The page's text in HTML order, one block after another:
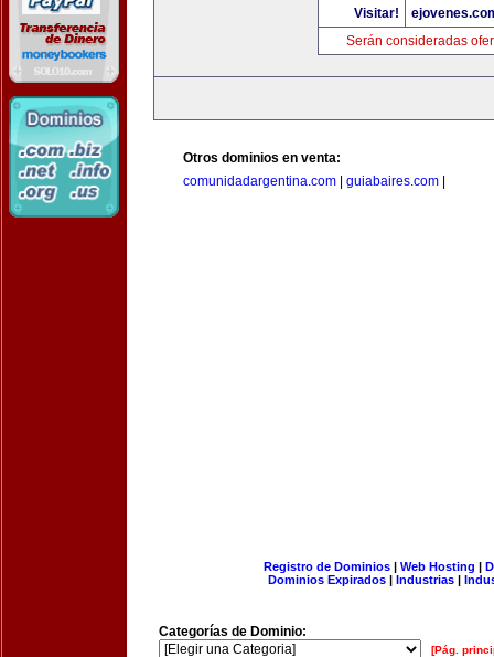
Visitar!
Serán consideradas
Otros dominios en venta:
comunidadargentina.com
guiabaires.com
Registro de Dominios| Web Hosting |
Dominios Expirados | Industrias |
Categorías de Dominio:
[Pág.